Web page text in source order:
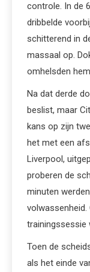
controle. In de
dribbelde
schitterend in
massaal op.
omhelsden
Na dat derde
beslist, maar
kans op zijn
het met een
Liverpool,
proberen de
minuten
trainingssessie
Toen de
als het einde